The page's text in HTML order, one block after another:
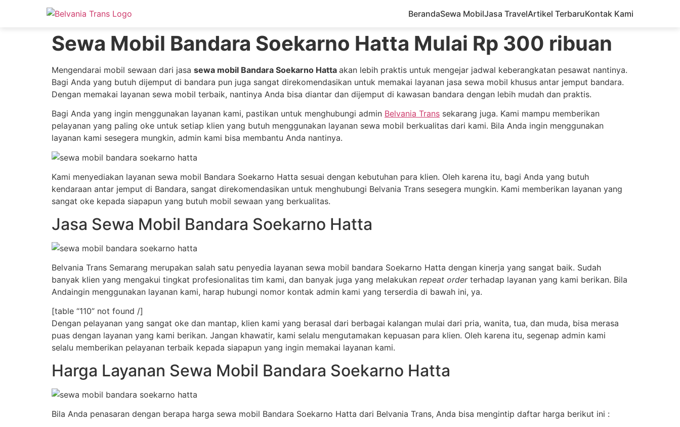
BerandaSewa MobilJasa TravelArtikel TerbaruKontak Kami
Sewa Mobil Bandara Soekarno Hatta Mulai Rp 300 ribuan
Mengendarai mobil sewaan dari jasa sewa mobil Bandara Soekarno Hatta akan lebih praktis untuk mengejar jadwal keberangkatan pesawat nantinya.
Bagi Anda yang butuh dijemput di bandara pun juga sangat direkomendasikan untuk memakai layanan jasa sewa mobil khusus antar jemput bandara.
Dengan memakai layanan sewa mobil terbaik, nantinya Anda bisa diantar dan dijemput di kawasan bandara dengan lebih mudah dan praktis.
Bagi Anda yang ingin menggunakan layanan kami, pastikan untuk menghubungi admin Belvania Trans sekarang juga. Kami mampu memberikan
pelayanan yang paling oke untuk setiap klien yang butuh menggunakan layanan sewa mobil berkualitas dari kami. Bila Anda ingin menggunakan
layanan kami sesegera mungkin, admin kami bisa membantu Anda nantinya.
Kami menyediakan layanan sewa mobil Bandara Soekarno Hatta sesuai dengan kebutuhan para klien. Oleh karena itu, bagi Anda yang butuh
kendaraan antar jemput di Bandara, sangat direkomendasikan untuk menghubungi Belvania Trans sesegera mungkin. Kami memberikan layanan yang
sangat oke kepada siapapun yang butuh mobil sewaan yang berkualitas.
Jasa Sewa Mobil Bandara Soekarno Hatta
Belvania Trans Semarang merupakan salah satu penyedia layanan sewa mobil bandara Soekarno Hatta dengan kinerja yang sangat baik. Sudah
banyak klien yang mengakui tingkat profesionalitas tim kami, dan banyak juga yang melakukan repeat order terhadap layanan yang kami berikan. Bila
Andaingin menggunakan layanan kami, harap hubungi nomor kontak admin kami yang terserdia di bawah ini, ya.
[table “110” not found /]
Dengan pelayanan yang sangat oke dan mantap, klien kami yang berasal dari berbagai kalangan mulai dari pria, wanita, tua, dan muda, bisa merasa
puas dengan layanan yang kami berikan. Jangan khawatir, kami selalu mengutamakan kepuasan para klien. Oleh karena itu, segenap admin kami
selalu memberikan pelayanan terbaik kepada siapapun yang ingin memakai layanan kami.
Harga Layanan Sewa Mobil Bandara Soekarno Hatta
Bila Anda penasaran dengan berapa harga sewa mobil Bandara Soekarno Hatta dari Belvania Trans, Anda bisa mengintip daftar harga berikut ini :